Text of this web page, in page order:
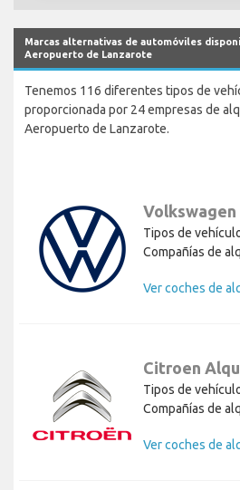
Marcas alternativas de automóviles
Aeropuerto de Lanzarote
Tenemos 116 diferentes tipos de
proporcionada por 24 empresas de
Aeropuerto de Lanzarote.
Tipos de
Compañías de
Ver coches de
Citroen
Tipos de
Compañías de
Ver coches de